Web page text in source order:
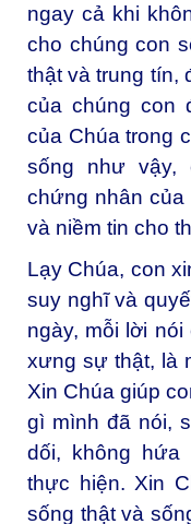
ngay cả khi
cho chúng con
thật và trung tín,
của chúng con
của Chúa trong
sống như vậy,
chứng nhân của
và niềm tin cho
Lạy Chúa, con
suy nghĩ và
ngày, mỗi lời
xưng sự thật, là
Xin Chúa giúp
gì mình đã nói,
dối, không hứa
thực hiện. Xin
sống thật và